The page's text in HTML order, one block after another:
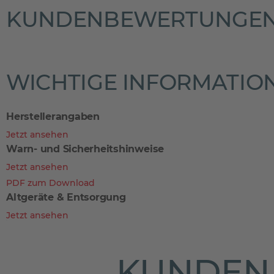
WICHTIGE
Herstellerangaben
Jetzt ansehen
Warn- und Sicherheitshinweise
Jetzt ansehen
PDF zum Download
Altgeräte & Entsorgung
Jetzt ansehen